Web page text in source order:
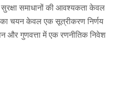
समाधानों की आवश्यकता केवल
चयन केवल एक सूत्रीकरण निर्णय
और गुणवत्ता में एक रणनीतिक निवेश